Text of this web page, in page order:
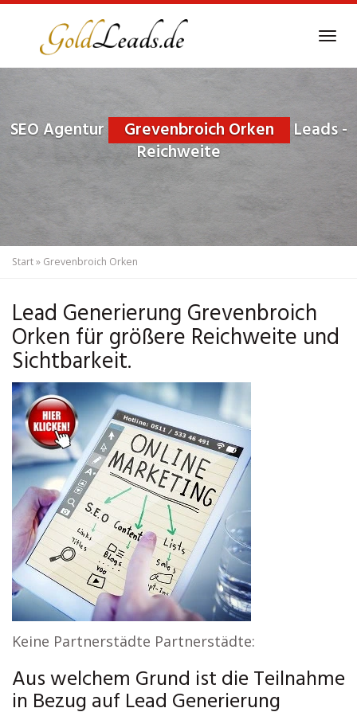
SEO Agentur Grevenbroich Orken
Leads -
Reichweite
Start» Grevenbroich Orken
Lead Generierung Grevenbroich
Orken für größere Reichweite und
Sichtbarkeit.
Keine Partnerstädte Partnerstädte:
Aus welchem Grund ist die Teilnahme
in Bezug auf Lead Generierung